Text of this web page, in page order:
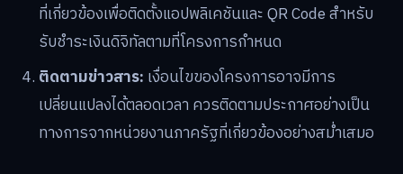
ที่เกี่ยวข้องเพื่อติดตั้งแอปพลิเคชันและ QR Code สำหรับ
รับชำระเงินดิจิทัลตามที่โครงการกำหนด
ติดตามข่าวสาร: เงื่อนไขของโครงการอาจมีการ
เปลี่ยนแปลงได้ตลอดเวลา ควรติดตามประกาศอย่างเป็น
ทางการจากหน่วยงานภาครัฐที่เกี่ยวข้องอย่างสม่ำเสมอ